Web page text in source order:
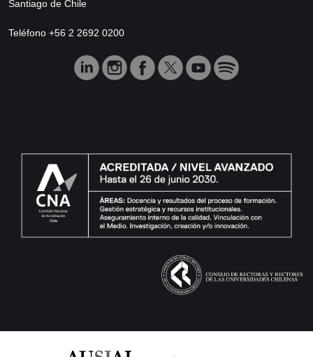
Santiago de Chile
Teléfono +56 2 2692 0200